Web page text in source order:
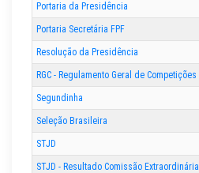
Portaria da Presidência
Portaria Secretária FPF
Resolução da Presidência
RGC - Regulamento Geral de Competições
Segundinha
Seleção Brasileira
STJD
STJD - Resultado Comissão Extraordinária